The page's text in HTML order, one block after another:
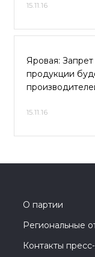
15.11.16
Яровая:
продукции
15.11.16
О партии
Региональные
Контакты